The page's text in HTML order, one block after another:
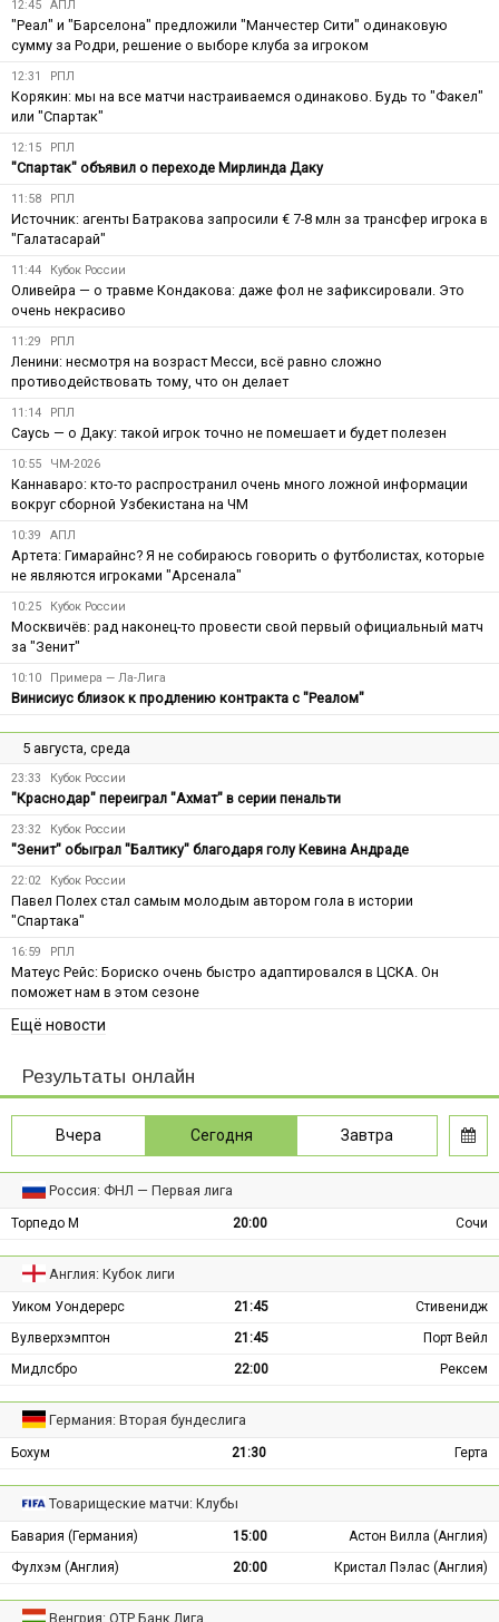
12:45 АПЛ
"Реал" и "Барселона" предложили "Манчестер Сити" одинаковую
сумму за Родри, решение о выборе клуба за игроком
12:31 РПЛ
Корякин: мы на все матчи настраиваемся одинаково. Будь то "Факел"
или "Спартак"
12:15 РПЛ
"Спартак" объявил о переходе Мирлинда Даку
11:58 РПЛ
Источник: агенты Батракова запросили € 7-8 млн за трансфер игрока в
"Галатасарай"
11:44 Кубок России
Оливейра — о травме Кондакова: даже фол не зафиксировали. Это
очень некрасиво
11:29 РПЛ
Ленини: несмотря на возраст Месси, всё равно сложно
противодействовать тому, что он делает
11:14 РПЛ
Саусь — о Даку: такой игрок точно не помешает и будет полезен
10:55 ЧМ-2026
Каннаваро: кто-то распространил очень много ложной информации
вокруг сборной Узбекистана на ЧМ
10:39 АПЛ
Артета: Гимарайнс? Я не собираюсь говорить о футболистах, которые
не являются игроками "Арсенала"
10:25 Кубок России
Москвичёв: рад наконец-то провести свой первый официальный матч
за "Зенит"
10:10 Примера — Ла-Лига
Винисиус близок к продлению контракта с "Реалом"
5 августа, среда
23:33 Кубок России
"Краснодар" переиграл "Ахмат" в серии пенальти
23:32 Кубок России
"Зенит" обыграл "Балтику" благодаря голу Кевина Андраде
22:02 Кубок России
Павел Полех стал самым молодым автором гола в истории
"Спартака"
16:59 РПЛ
Матеус Рейс: Бориско очень быстро адаптировался в ЦСКА. Он
поможет нам в этом сезоне
Ещё новости
Результаты онлайн
Вчера Сегодня Завтра
Россия: ФНЛ — Первая лига
Торпедо М 20:00 Сочи
Англия: Кубок лиги
Уиком Уондерерс 21:45
Стивенидж
Вулверхэмптон
21:45
Порт Вейл
Мидлсбро
22:00 Рексем
Германия: Вторая бундеслига
Бохум 21:30 Герта
Товарищеские матчи: Клубы
Бавария (Германия) 15:00
Астон Вилла (Англия)
Фулхэм (Англия)
20:00 Кристал Пэлас (Англия)
Венгрия: ОТР Банк Лига